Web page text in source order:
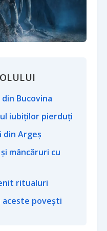
Bucovina
iubiților pierduți
din Argeș
mâncăruri cu
ritualuri
aceste povești